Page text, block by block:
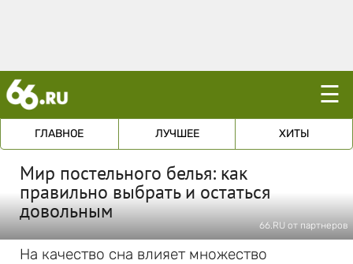
☰
ГЛАВНОЕ ЛУЧШЕЕ ХИТЫ
Мир постельного белья: как
правильно выбрать и остаться
довольным
66.RU от партнеров
На качество сна влияет множество